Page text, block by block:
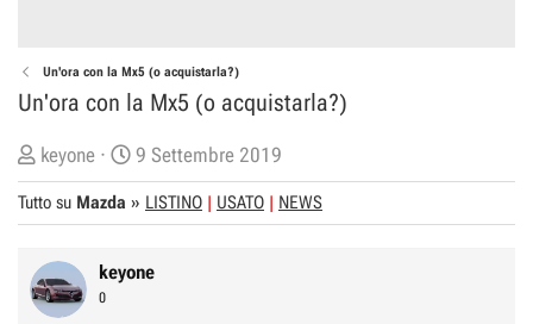
Un'ora con la Mx5 (o acquistarla?)
Un'ora con la Mx5 (o acquistarla?)
C
r
e
t
o
keyone
D
a
t
d
9 Settembre 2019
Tutto su Mazda » LISTINO USATO NEWS
keyone
0